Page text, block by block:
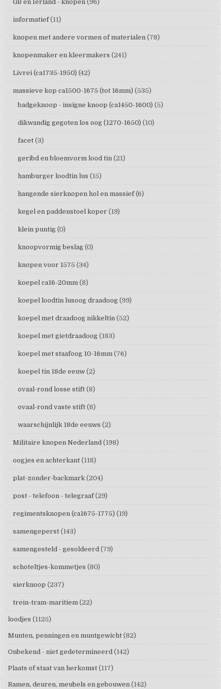
GB en Ierland - knopen (96)
informatief (11)
knopen met andere vormen of materialen (78)
knopenmaker en kleermakers (241)
Livrei (ca1735-1950) (42)
massieve kop ca1500-1675 (tot 16mm) (535)
badgeknoop - insigne knoop (ca1450-1600) (5)
dikwandig gegoten los oog (1270-1650) (10)
facet (3)
geribd en bloemvorm lood tin (21)
hamburger loodtin lus (15)
hangende sierknopen hol en massief (6)
kegel en paddenstoel koper (19)
klein puntig (0)
knoopvormig beslag (0)
knopen voor 1575 (34)
koepel ca16-20mm (8)
koepel loodtin lusoog draadoog (99)
koepel met draadoog nikkeltin (52)
koepel met gietdraadoog (183)
koepel met staafoog 10-16mm (76)
koepel tin 18de eeuw (2)
ovaal-rond losse stift (8)
ovaal-rond vaste stift (8)
waarschijnlijk 18de eeuws (2)
Militaire knopen Nederland (198)
oogjes en achterkant (118)
plat-zonder-backmark (204)
post - telefoon - telegraaf (29)
regimentsknopen (ca1675-1775) (19)
samengeperst (143)
samengesteld - gesoldeerd (79)
schoteltjes-kommetjes (80)
sierknoop (237)
trein-tram-maritiem (22)
loodjes (1125)
Munten, penningen en muntgewicht (82)
Onbekend - niet gedetermineerd (142)
Plaats of staat van herkomst (117)
Ramen, deuren, meubels en gebouwen (142)